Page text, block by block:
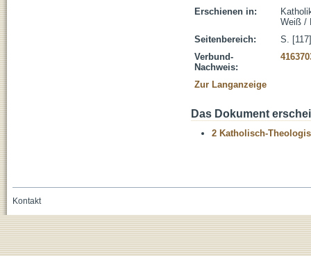
Erschienen in:
Weiß /
Seitenbereich:
S.
Verbund-
Nachweis:
Zur Langanzeige
Das Dokument
2 Katholisch-
Kontakt